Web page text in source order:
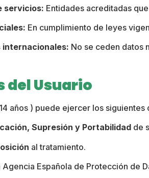
servicios: Entidades acreditadas
En cumplimiento de leyes
No se ceden datos
del Usuario
años ) puede ejercer los siguientes
Supresión y Portabilidad de
al tratamiento.
Agencia Española de Protección de